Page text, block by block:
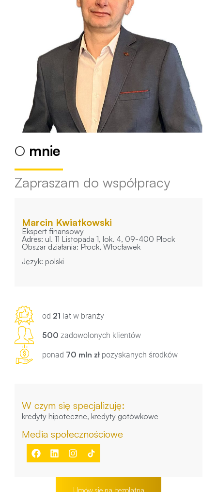
O mnie
Zapraszam do współpracy
Marcin Kwiatkowski
Ekspert finansowy
Adres: ul. 11 Listopada 1, lok. 4, 09-400 Płock
Obszar działania: Płock, Włocławek
Język: polski
od 21 lat w branży
500 zadowolonych klientów
ponad 70 mln zł pozyskanych środków
W czym się specjalizuję:
kredyty hipoteczne, kredyty gotówkowe
Media społecznościowe